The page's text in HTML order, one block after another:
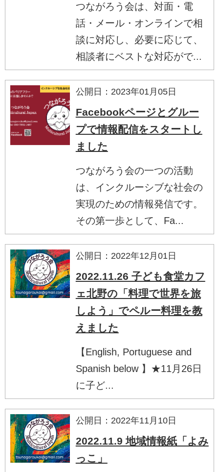
つながろう会は、対面・電
話・メール・オンラインで相
談に対応し、必要に応じて、
相談者にベストな対応がで...
公開日：2023年01月05日
Facebookページとグルー
プで情報配信をスタートし
ました
つながろう会の一つの活動
は、インクルーシブな社会の
実現のための情報発信です。
その第一歩として、Fa...
公開日：2022年12月01日
2022.11.26 子ども食堂カフ
ェ北野の「料理で世界を旅
しよう」でペルー料理を教
えました
【English, Portuguese and
Spanish below 】★11月26日
に子ど...
公開日：2022年11月10日
2022.11.9 地域情報紙「よみ
っこ」